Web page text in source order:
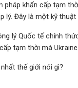
pháp khẩn cấp tạm
lý. Đây là một kỹ
lý Quốc tế chính
tạm thời mà
thế giới nói gì?